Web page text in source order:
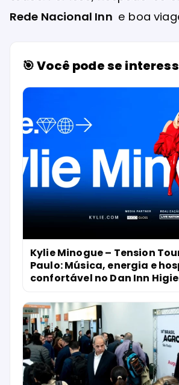
Rede Nacional Inn e boa
🎯 Você pode se
Kylie Minogue – Tension
Paulo: Música, energia e
confortável no Dan Inn